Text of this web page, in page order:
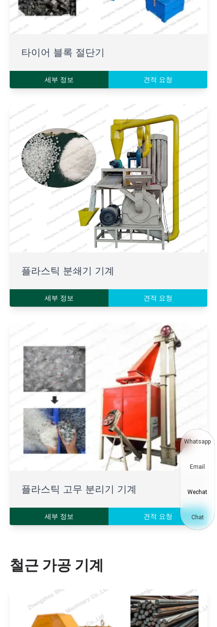
타이어 블록 절단기
세부 정보 견적 요청
플라스틱 분쇄기 기계
세부 정보 견적 요청
플라스틱 고무 분리기 기계
세부 정보 견적 요청
철근 가공 기계
Whatsapp
Email
Wechat
Chat